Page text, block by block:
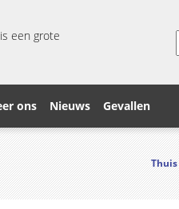
een grote
ons Nieuws Gevallen
Thuis